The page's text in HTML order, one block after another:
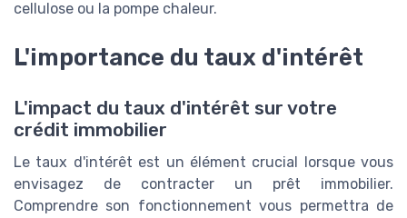
cellulose ou la pompe chaleur.
L'importance du taux d'intérêt
L'impact du taux d'intérêt sur votre
crédit immobilier
Le taux d'intérêt est un élément crucial lorsque vous
envisagez de contracter un prêt immobilier.
Comprendre son fonctionnement vous permettra de